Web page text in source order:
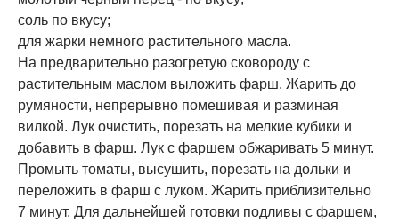
соль по вкусу;
для жарки немного растительного масла.
На предварительно разогретую сковороду с
растительным маслом выложить фарш. Жарить до
румяности, непрерывно помешивая и разминая
вилкой. Лук очистить, порезать на мелкие кубики и
добавить в фарш. Лук с фаршем обжаривать 5 минут.
Промыть томаты, высушить, порезать на дольки и
переложить в фарш с луком. Жарить приблизительно
7 минут. Для дальнейшей готовки подливы с фаршем,